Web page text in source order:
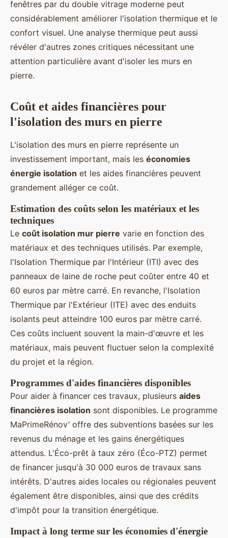
fenêtres par du double vitrage moderne peut
considérablement améliorer l'isolation thermique et le
confort visuel. Une analyse thermique peut aussi
révéler d'autres zones critiques nécessitant une
attention particulière avant d'isoler les murs en
pierre.
Coût et aides financières pour
l'isolation des murs en pierre
L'isolation des murs en pierre représente un
investissement important, mais les économies
énergie isolation et les aides financières peuvent
grandement alléger ce coût.
Estimation des coûts selon les matériaux et les
techniques
Le coût isolation mur pierre varie en fonction des
matériaux et des techniques utilisés. Par exemple,
l'Isolation Thermique par l'Intérieur (ITI) avec des
panneaux de laine de roche peut coûter entre 40 et
60 euros par mètre carré. En revanche, l'Isolation
Thermique par l'Extérieur (ITE) avec des enduits
isolants peut atteindre 100 euros par mètre carré.
Ces coûts incluent souvent la main-d'œuvre et les
matériaux, mais peuvent fluctuer selon la complexité
du projet et la région.
Programmes d'aides financières disponibles
Pour aider à financer ces travaux, plusieurs aides
financières isolation sont disponibles. Le programme
MaPrimeRénov’ offre des subventions basées sur les
revenus du ménage et les gains énergétiques
attendus. L'Éco-prêt à taux zéro (Éco-PTZ) permet
de financer jusqu'à 30 000 euros de travaux sans
intérêts. D'autres aides locales ou régionales peuvent
également être disponibles, ainsi que des crédits
d'impôt pour la transition énergétique.
Impact à long terme sur les économies d'énergie